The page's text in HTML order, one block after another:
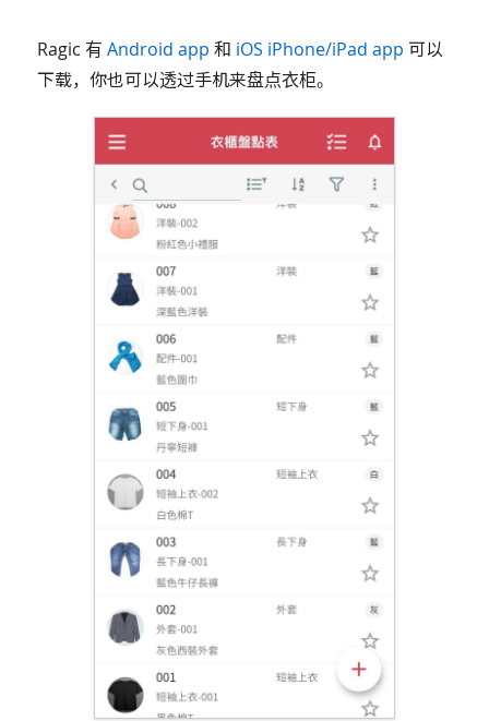
Ragic 有 Android app 和 iOS iPhone/iPad app 可以
下载，你也可以透过手机来盘点衣柜。